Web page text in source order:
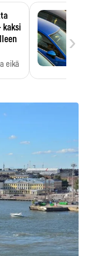
kaksi
eikä
›